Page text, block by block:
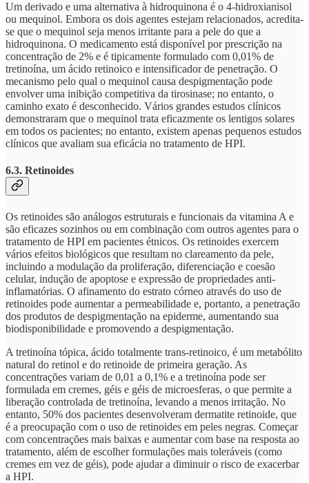
Um derivado e uma alternativa à hidroquinona é o 4-hidroxianisol
ou mequinol. Embora os dois agentes estejam relacionados, acredita-
se que o mequinol seja menos irritante para a pele do que a
hidroquinona. O medicamento está disponível por prescrição na
concentração de 2% e é tipicamente formulado com 0,01% de
tretinoína, um ácido retinoico e intensificador de penetração. O
mecanismo pelo qual o mequinol causa despigmentação pode
envolver uma inibição competitiva da tirosinase; no entanto, o
caminho exato é desconhecido. Vários grandes estudos clínicos
demonstraram que o mequinol trata eficazmente os lentigos solares
em todos os pacientes; no entanto, existem apenas pequenos estudos
clínicos que avaliam sua eficácia no tratamento de HPI.
6.3. Retinoides
Os retinoides são análogos estruturais e funcionais da vitamina A e
são eficazes sozinhos ou em combinação com outros agentes para o
tratamento de HPI em pacientes étnicos. Os retinoides exercem
vários efeitos biológicos que resultam no clareamento da pele,
incluindo a modulação da proliferação, diferenciação e coesão
celular, indução de apoptose e expressão de propriedades anti-
inflamatórias. O afinamento do estrato córneo através do uso de
retinoides pode aumentar a permeabilidade e, portanto, a penetração
dos produtos de despigmentação na epiderme, aumentando sua
biodisponibilidade e promovendo a despigmentação.
A tretinoína tópica, ácido totalmente trans-retinoico, é um metabólito
natural do retinol e do retinoide de primeira geração. As
concentrações variam de 0,01 a 0,1% e a tretinoína pode ser
formulada em cremes, géis e géis de microesferas, o que permite a
liberação controlada de tretinoína, levando a menos irritação. No
entanto, 50% dos pacientes desenvolveram dermatite retinoide, que
é a preocupação com o uso de retinoides em peles negras. Começar
com concentrações mais baixas e aumentar com base na resposta ao
tratamento, além de escolher formulações mais toleráveis (como
cremes em vez de géis), pode ajudar a diminuir o risco de exacerbar
a HPI.